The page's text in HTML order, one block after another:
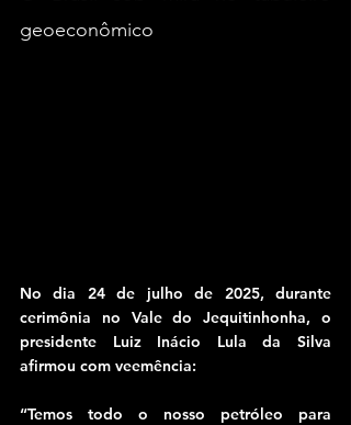
geoeconômico
No dia 24 de julho de 2025, durante
cerimônia no Vale do Jequitinhonha, o
presidente Luiz Inácio Lula da Silva
afirmou com veemência:
“Temos todo o nosso petróleo para